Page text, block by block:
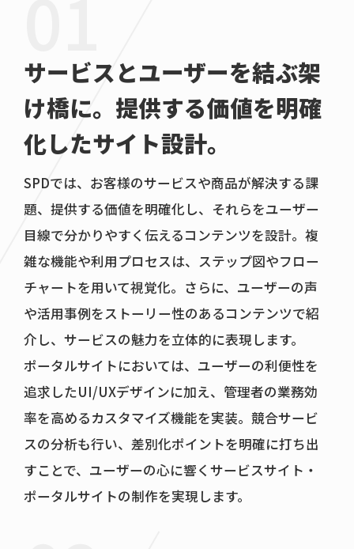
サービスとユーザーを結ぶ架
け橋に。 提供する価値を明確
化したサイト設計。
SPDでは、お客様のサービスや商品が解決する課
題、提供する価値を明確化し、それらをユーザー
目線で分かりやすく伝えるコンテンツを設計。複
雑な機能や利用プロセスは、ステップ図やフロー
チャートを用いて視覚化。さらに、ユーザーの声
や活用事例をストーリー性のあるコンテンツで紹
介し、サービスの魅力を立体的に表現します。
ポータルサイトにおいては、ユーザーの利便性を
追求したUI/UXデザインに加え、管理者の業務効
率を高めるカスタマイズ機能を実装。競合サービ
スの分析も行い、差別化ポイントを明確に打ち出
すことで、ユーザーの心に響くサービスサイト・
ポータルサイトの制作を実現します。